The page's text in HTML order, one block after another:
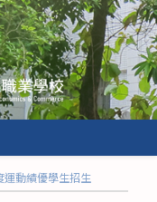
動績優學生招生